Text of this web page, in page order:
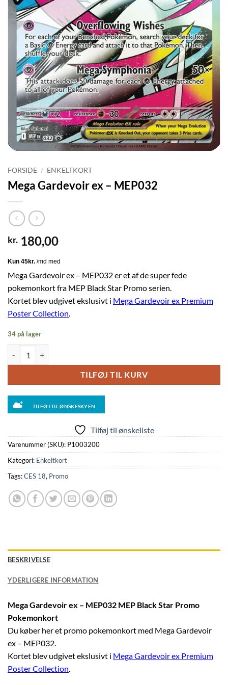
FORSIDE / ENKELTKORT
Mega Gardevoir ex – MEP032
kr. 180,00
Mega Gardevoir ex – MEP032 er et af de super fede
pokemonkort fra MEP Black Star Promo serien.
Kortet blev udgivet ekslusivt i Mega Gardevoir ex Premium
Poster Collection
34 på lager
TILFØJ TIL KURV
TILFØJ TIL ØNSKESKYEN
Tilføj til ønskeliste
Varenummer (SKU): P1003200
Kategori: Enkeltkort
Tags:CES 18, Promo
BESKRIVELSE
YDERLIGERE INFORMATION
Mega Gardevoir ex – MEP032 MEP Black Star Promo
Pokemonkort
Du køber her et promo pokemonkort med Mega Gardevoir
ex – MEP032.
Kortet blev udgivet ekslusivt i Mega Gardevoir ex Premium
Poster Collection.